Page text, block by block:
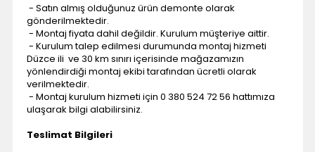
- Satın almış olduğunuz ürün demonte olarak
gönderilmektedir.
- Montaj fiyata dahil değildir. Kurulum müşteriye aittir.
- Kurulum talep edilmesi durumunda montaj hizmeti
Düzce ili ve 30 km sınırı içerisinde mağazamızın
yönlendirdiği montaj ekibi tarafından ücretli olarak
verilmektedir.
- Montaj kurulum hizmeti için 0 380 524 72 56 hattımıza
ulaşarak bilgi alabilirsiniz.
Teslimat Bilgileri